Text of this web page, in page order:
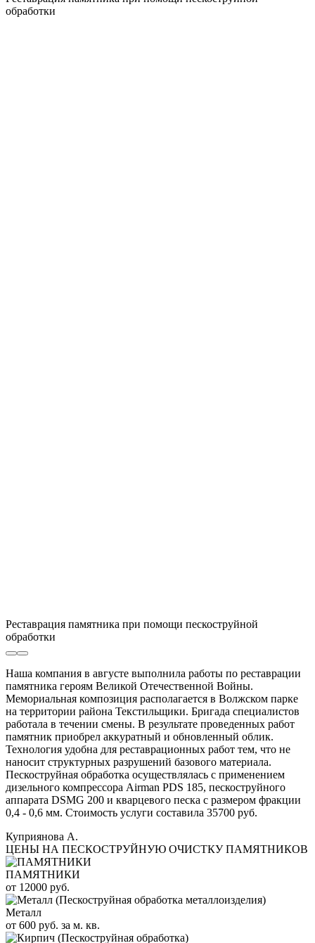
обработки
Реставрация памятника при помощи пескоструйной
обработки
Наша компания в августе выполнила работы по реставрации
памятника героям Великой Отечественной Войны.
Мемориальная композиция располагается в Волжском парке
на территории района Текстильщики. Бригада специалистов
работала в течении смены. В результате проведенных работ
памятник приобрел аккуратный и обновленный облик.
Технология удобна для реставрационных работ тем, что не
наносит структурных разрушений базового материала.
Пескоструйная обработка осуществлялась с применением
дизельного компрессора Airman PDS 185, пескоструйного
аппарата DSMG 200 и кварцевого песка с размером фракции
0,4 - 0,6 мм. Стоимость услуги составила 35700 руб.
Куприянова А.
ЦЕНЫ НА ПЕСКОСТРУЙНУЮ ОЧИСТКУ ПАМЯТНИКОВ
ПАМЯТНИКИ
от 12000 руб.
Металл
от 600 руб. за м. кв.